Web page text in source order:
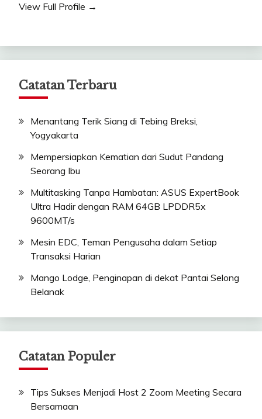
View Full Profile →
Catatan Terbaru
Menantang Terik Siang di Tebing Breksi,
Yogyakarta
Mempersiapkan Kematian dari Sudut Pandang
Seorang Ibu
Multitasking Tanpa Hambatan: ASUS ExpertBook
Ultra Hadir dengan RAM 64GB LPDDR5x
9600MT/s
Mesin EDC, Teman Pengusaha dalam Setiap
Transaksi Harian
Mango Lodge, Penginapan di dekat Pantai Selong
Belanak
Catatan Populer
Tips Sukses Menjadi Host 2 Zoom Meeting Secara
Bersamaan